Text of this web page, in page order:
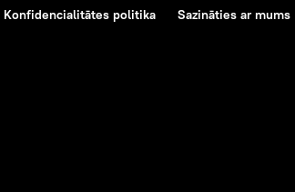
Konfidencialitātes politika Sazināties ar mums